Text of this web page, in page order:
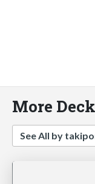
More
See All by